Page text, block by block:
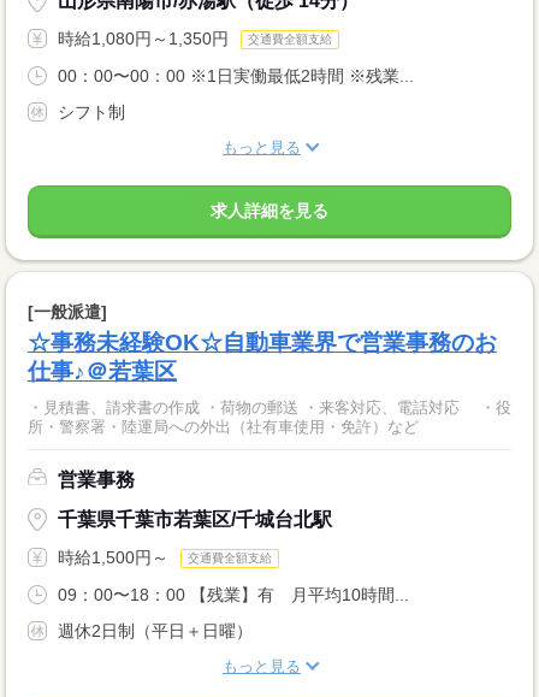
時給1,080円～1,350円 交通費全額支給
00：00〜00：00 ※1日実働最低2時間 ※残業...
シフト制
もっと見る
求人詳細を見る
[一般派遣]
☆事務未経験OK☆自動車業界で営業事務のお
仕事♪＠若葉区
・見積書、請求書の作成 ・荷物の郵送 ・来客対応、電話対応 ・役
所・警察署・陸運局への外出（社有車使用・免許）など
営業事務
千葉県千葉市若葉区/千城台北駅
時給1,500円～ 交通費全額支給
09：00〜18：00 【残業】有 月平均10時間...
週休2日制（平日＋日曜）
もっと見る